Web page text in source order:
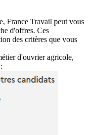
France Travail peut vous
d'offres. Ces
des critères que vous
d'ouvrier agricole,